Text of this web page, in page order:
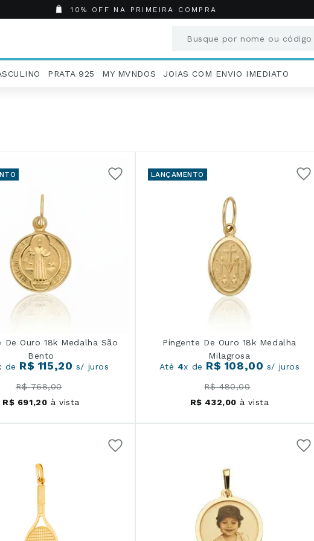
10% OFF NA PRIMEIRA COMPRA
Busque por nome ou código
PRATA 925 MY MVNDOS JOIAS COM ENVIO IMEDIATO
De Ouro 18k Medalha São
Bento
de R$ 115,20 s/ juros
R$ 768,00
R$ 691,20 à vista
LANÇAMENTO
Pingente De Ouro 18k Medalha
Milagrosa
Até 4x de R$ 108,00 s/ juros
R$ 480,00
R$ 432,00 à vista
Termos mais buscados
5º
Masculino
6º
7º
São Bento
Casamento
Corrente